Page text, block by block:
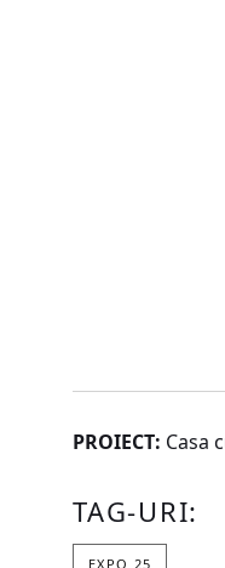
PROIECT: Casa
TAG-URI:
EXPO 25